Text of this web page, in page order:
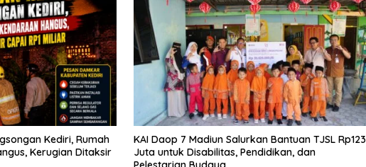
Kediri, Rumah
Kerugian Ditaksir
KAI Daop 7 Madiun Salurkan Bantuan TJSL Rp123
Juta untuk Disabilitas, Pendidikan, dan